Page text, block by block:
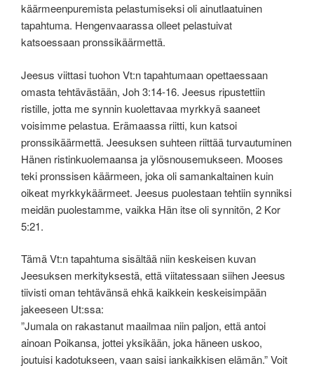
käärmeenpuremista pelastumiseksi oli ainutlaatuinen
tapahtuma. Hengenvaarassa olleet pelastuivat
katsoessaan pronssikäärmettä.
Jeesus viittasi tuohon Vt:n tapahtumaan opettaessaan
omasta tehtävästään, Joh 3:14-16. Jeesus ripustettiin
ristille, jotta me synnin kuolettavaa myrkkyä saaneet
voisimme pelastua. Erämaassa riitti, kun katsoi
pronssikäärmettä. Jeesuksen suhteen riittää turvautuminen
Hänen ristinkuolemaansa ja ylösnousemukseen. Mooses
teki pronssisen käärmeen, joka oli samankaltainen kuin
oikeat myrkkykäärmeet. Jeesus puolestaan tehtiin synniksi
meidän puolestamme, vaikka Hän itse oli synnitön, 2 Kor
5:21.
Tämä Vt:n tapahtuma sisältää niin keskeisen kuvan
Jeesuksen merkityksestä, että viitatessaan siihen Jeesus
tiivisti oman tehtävänsä ehkä kaikkein keskeisimpään
jakeeseen Ut:ssa:
”Jumala on rakastanut maailmaa niin paljon, että antoi
ainoan Poikansa, jottei yksikään, joka häneen uskoo,
joutuisi kadotukseen, vaan saisi iankaikkisen elämän.” Voit